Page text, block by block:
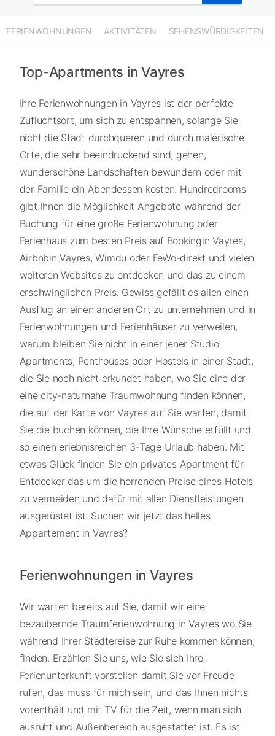
FERIENWOHNUNGEN AKTIVITÄTEN SEHENSWÜRDIGKEITEN
Top-Apartments in Vayres
Ihre Ferienwohnungen in Vayres ist der perfekte
Zufluchtsort, um sich zu entspannen, solange Sie
nicht die Stadt durchqueren und durch malerische
Orte, die sehr beeindruckend sind, gehen,
wunderschöne Landschaften bewundern oder mit
der Familie ein Abendessen kosten. Hundredrooms
gibt Ihnen die Möglichkeit Angebote während der
Buchung für eine große Ferienwohnung oder
Ferienhaus zum besten Preis auf Bookingin Vayres,
Airbnbin Vayres, Wimdu oder FeWo-direkt und vielen
weiteren Websites zu entdecken und das zu einem
erschwinglichen Preis. Gewiss gefällt es allen einen
Ausflug an einen anderen Ort zu unternehmen und in
Ferienwohnungen und Ferienhäuser zu verweilen,
warum bleiben Sie nicht in einer jener Studio
Apartments, Penthouses oder Hostels in einer Stadt,
die Sie noch nicht erkundet haben, wo Sie eine der
eine city-naturnahe Traumwohnung finden können,
die auf der Karte von Vayres auf Sie warten, damit
Sie die buchen können, die Ihre Wünsche erfüllt und
so einen erlebnisreichen 3-Tage Urlaub haben. Mit
etwas Glück finden Sie ein privates Apartment für
Entdecker das um die horrenden Preise eines Hotels
zu vermeiden und dafür mit allen Dienstleistungen
ausgerüstet ist. Suchen wir jetzt das helles
Appartement in Vayres?
Ferienwohnungen in Vayres
Wir warten bereits auf Sie, damit wir eine
bezaubernde Traumferienwohnung in Vayres wo Sie
während Ihrer Städtereise zur Ruhe kommen können,
finden. Erzählen Sie uns, wie Sie sich Ihre
Ferienunterkunft vorstellen damit Sie vor Freude
rufen, das muss für mich sein, und das Ihnen nichts
vorenthält und mit TV für die Zeit, wenn man sich
ausruht und Außenbereich ausgestattet ist. Es ist